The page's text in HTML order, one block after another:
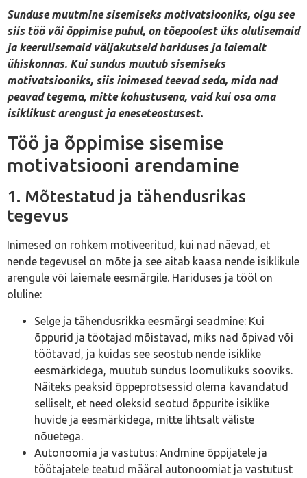
Sunduse muutmine sisemiseks motivatsiooniks, olgu see
siis töö või õppimise puhul, on tõepoolest üks olulisemaid
ja keerulisemaid väljakutseid hariduses ja laiemalt
ühiskonnas. Kui sundus muutub sisemiseks
motivatsiooniks, siis inimesed teevad seda, mida nad
peavad tegema, mitte kohustusena, vaid kui osa oma
isiklikust arengust ja eneseteostusest.
Töö ja õppimise sisemise
motivatsiooni arendamine
1. Mõtestatud ja tähendusrikas
tegevus
Inimesed on rohkem motiveeritud, kui nad näevad, et
nende tegevusel on mõte ja see aitab kaasa nende isiklikule
arengule või laiemale eesmärgile. Hariduses ja tööl on
oluline:
Selge ja tähendusrikka eesmärgi seadmine: Kui
õppurid ja töötajad mõistavad, miks nad õpivad või
töötavad, ja kuidas see seostub nende isiklike
eesmärkidega, muutub sundus loomulikuks sooviks.
Näiteks peaksid õppeprotsessid olema kavandatud
selliselt, et need oleksid seotud õppurite isiklike
huvide ja eesmärkidega, mitte lihtsalt väliste
nõuetega.
Autonoomia ja vastutus: Andmine õppijatele ja
töötajatele teatud määral autonoomiat ja vastutust